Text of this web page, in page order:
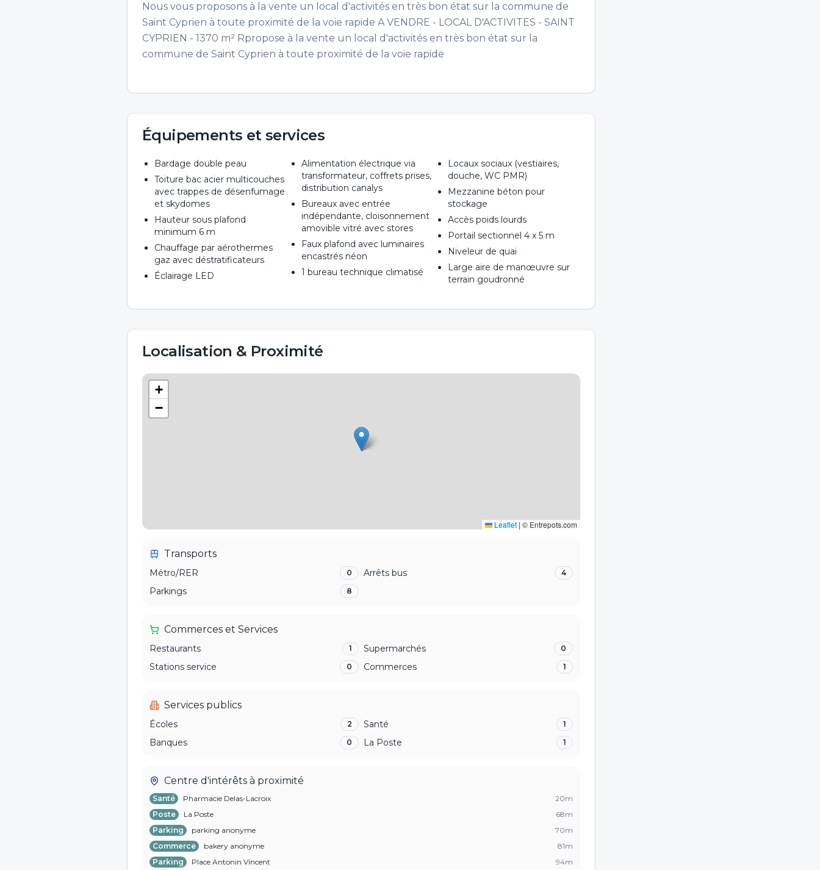
Nous vous proposons à la vente un local d'activités en très bon état sur la commune de
Saint Cyprien à toute proximité de la voie rapide A VENDRE - LOCAL D'ACTIVITES - SAINT
CYPRIEN - 1370 m² Rpropose à la vente un local d'activités en très bon état sur la
commune de Saint Cyprien à toute proximité de la voie rapide
Équipements et services
Bardage double peau
Toiture bac acier multicouches
avec trappes de désenfumage
et skydomes
Hauteur sous plafond
minimum 6 m
Chauffage par aérothermes
gaz avec déstratificateurs
Éclairage LED
Alimentation électrique via
transformateur, coffrets prises,
distribution canalys
Bureaux avec entrée
indépendante, cloisonnement
amovible vitré avec stores
Faux plafond avec luminaires
encastrés néon
1 bureau technique climatisé
Locaux sociaux (vestiaires,
douche, WC PMR)
Mezzanine béton pour
stockage
Accès poids lourds
Portail sectionnel 4 x 5 m
Niveleur de quai
Large aire de manœuvre sur
terrain goudronné
Localisation & Proximité
+
−
Leaflet | © Entrepots.com
Transports
Métro/RER 0 Arrêts bus 4
Parkings 8
Commerces et Services
Restaurants 1 Supermarchés 0
Stations service 0 Commerces 1
Services publics
Écoles 2 Santé 1
Banques 0 La Poste 1
Centre d'intérêts à proximité
Santé Pharmacie Delas-Lacroix 20m
Poste
La Poste 68m
Parking
parking anonyme 70m
Commerce
bakery anonyme 81m
Parking
Place Antonin Vincent 94m